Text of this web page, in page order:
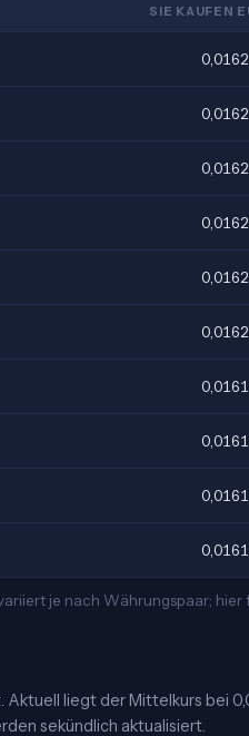
SIE KAUFEN
je nach Währungspaar; hier
Aktuell liegt der Mittelkurs bei
sekündlich aktualisiert.